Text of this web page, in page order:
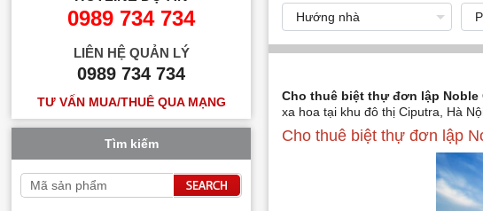
Cho thuê biệt thự đơn lập Noble
xa hoa tại khu đô thị Ciputra, Hà
Cho thuê biệt thự đơn lập
0989 734 734
LIÊN HỆ QUẢN LÝ
0989 734 734
TƯ VẤN MUA/THUÊ QUA MẠNG
Tìm kiếm